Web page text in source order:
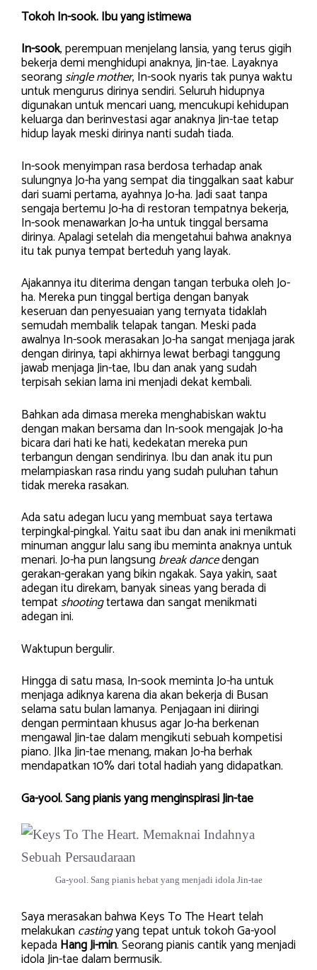
Tokoh In-sook. Ibu yang istimewa
In-sook, perempuan menjelang lansia, yang terus gigih
bekerja demi menghidupi anaknya, Jin-tae. Layaknya
seorang single mother, In-sook nyaris tak punya waktu
untuk mengurus dirinya sendiri. Seluruh hidupnya
digunakan untuk mencari uang, mencukupi kehidupan
keluarga dan berinvestasi agar anaknya Jin-tae tetap
hidup layak meski dirinya nanti sudah tiada.
In-sook menyimpan rasa berdosa terhadap anak
sulungnya Jo-ha yang sempat dia tinggalkan saat kabur
dari suami pertama, ayahnya Jo-ha. Jadi saat tanpa
sengaja bertemu Jo-ha di restoran tempatnya bekerja,
In-sook menawarkan Jo-ha untuk tinggal bersama
dirinya. Apalagi setelah dia mengetahui bahwa anaknya
itu tak punya tempat berteduh yang layak.
Ajakannya itu diterima dengan tangan terbuka oleh Jo-
ha. Mereka pun tinggal bertiga dengan banyak
keseruan dan penyesuaian yang ternyata tidaklah
semudah membalik telapak tangan. Meski pada
awalnya In-sook merasakan Jo-ha sangat menjaga jarak
dengan dirinya, tapi akhirnya lewat berbagi tanggung
jawab menjaga Jin-tae, Ibu dan anak yang sudah
terpisah sekian lama ini menjadi dekat kembali.
Bahkan ada dimasa mereka menghabiskan waktu
dengan makan bersama dan In-sook mengajak Jo-ha
bicara dari hati ke hati, kedekatan mereka pun
terbangun dengan sendirinya. Ibu dan anak itu pun
melampiaskan rasa rindu yang sudah puluhan tahun
tidak mereka rasakan.
Ada satu adegan lucu yang membuat saya tertawa
terpingkal-pingkal. Yaitu saat ibu dan anak ini menikmati
minuman anggur lalu sang ibu meminta anaknya untuk
menari. Jo-ha pun langsung break dancedengan
gerakan-gerakan yang bikin ngakak. Saya yakin, saat
adegan itu direkam, banyak sineas yang berada di
tempatshootingtertawa dan sangat menikmati
adegan ini.
Waktupun bergulir.
Hingga di satu masa, In-sook meminta Jo-ha untuk
menjaga adiknya karena dia akan bekerja di Busan
selama satu bulan lamanya. Penjagaan ini diiringi
dengan permintaan khusus agar Jo-ha berkenan
mengawal Jin-tae dalam mengikuti sebuah kompetisi
piano. JIka Jin-tae menang, makan Jo-ha berhak
mendapatkan 10% dari total hadiah yang didapatkan.
Ga-yool. Sang pianis yang menginspirasi Jin-tae
Ga-yool. Sang pianis hebat yang menjadi idola Jin-tae
Saya merasakan bahwa Keys To The Heart telah
melakukan castingyang tepat untuk tokoh Ga-yool
kepada Hang Ji-min. Seorang pianis cantik yang menjadi
idola Jin-tae dalam bermusik.